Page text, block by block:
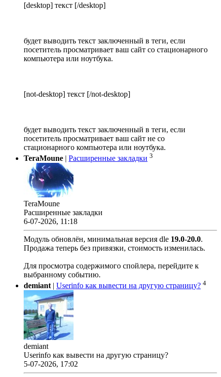
[desktop] текст [/desktop]
будет выводить текст заключенный в теги, если
посетитель просматривает ваш сайт со стационарного
компьютера или ноутбука.
[not-desktop] текст [/not-desktop]
будет выводить текст заключенный в теги, если
посетитель просматривает ваш сайт не со
стационарного компьютера или ноутбука.
TeraMoune | Расширенные закладки 3
TeraMoune
Расширенные закладки
6-07-2026, 11:18
Модуль обновлён, минимальная версия dle 19.0-20.0.
Продажа теперь без привязки, стоимость изменилась.
Для просмотра содержимого спойлера, перейдите к
выбранному событию.
demiant | Userinfo как вывести на другую страницу? 4
demiant
Userinfo как вывести на другую страницу?
5-07-2026, 17:02